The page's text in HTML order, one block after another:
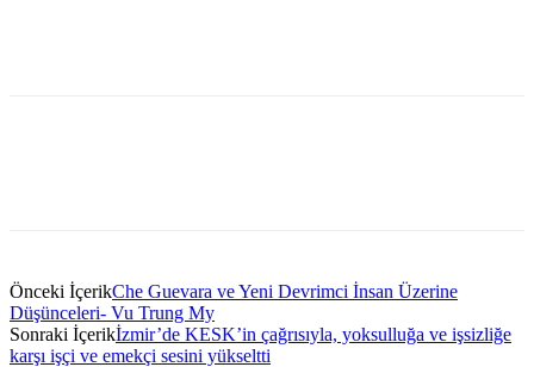
Önceki İçerikChe Guevara ve Yeni Devrimci İnsan Üzerine
Düşünceleri- Vu Trung My
Sonraki İçerikİzmir’de KESK’in çağrısıyla, yoksulluğa ve işsizliğe
karşı işçi ve emekçi sesini yükseltti